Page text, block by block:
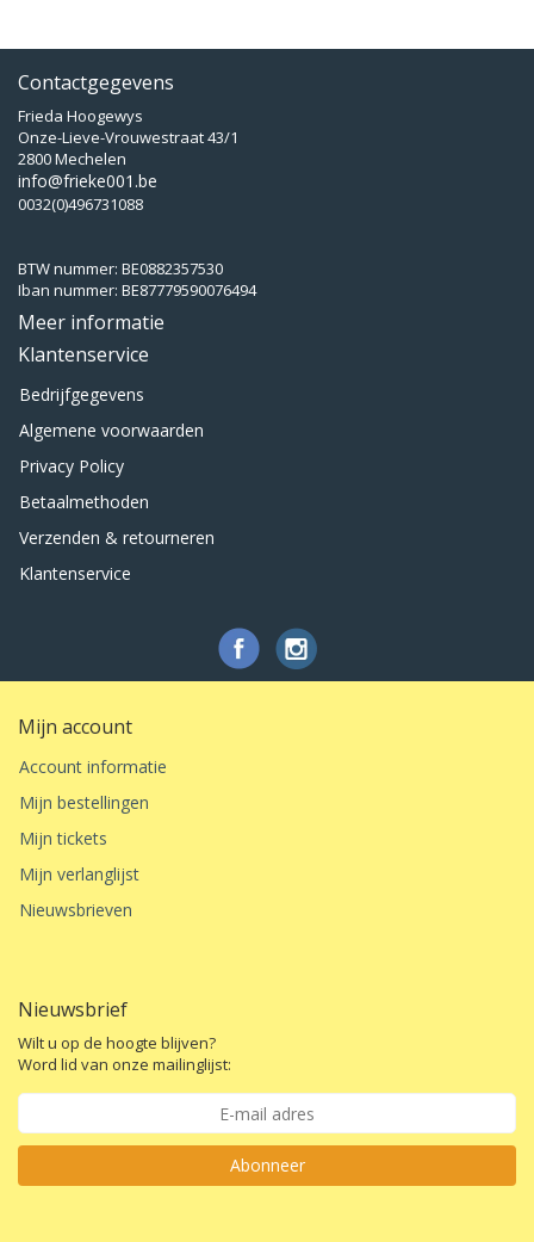
Contactgegevens
Frieda Hoogewys
Onze-Lieve-Vrouwestraat 43/1
2800 Mechelen
info@frieke001.be
0032(0)496731088
BTW nummer: BE0882357530
Iban nummer: BE87779590076494
Meer informatie
Klantenservice
Bedrijfgegevens
Algemene voorwaarden
Privacy Policy
Betaalmethoden
Verzenden & retourneren
Klantenservice
Mijn account
Account informatie
Mijn bestellingen
Mijn tickets
Mijn verlanglijst
Nieuwsbrieven
Nieuwsbrief
Wilt u op de hoogte blijven?
Word lid van onze mailinglijst:
Abonneer